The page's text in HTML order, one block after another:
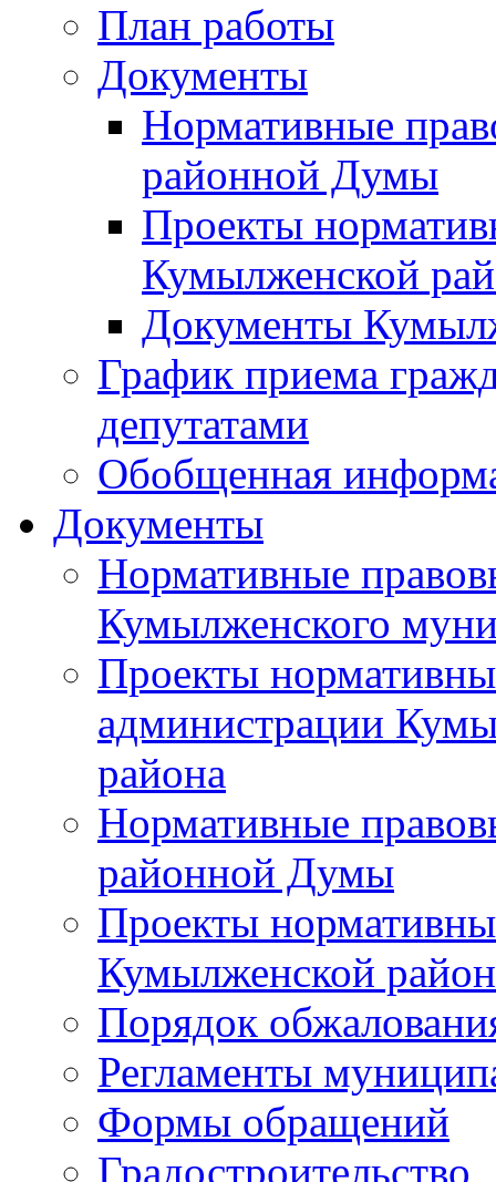
План работы
Документы
Нормативные
районной Думы
Проекты
Кумылженской
Документы
График приема
депутатами
Обобщенная
Документы
Нормативные
Кумылженского
Проекты
администрации
района
Нормативные
районной Думы
Проекты
Кумылженской
Порядок
Регламенты
Формы обращений
Градостроительство